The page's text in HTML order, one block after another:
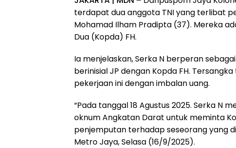
terdapat dua anggota TNI yang terlibat
Mohamad Ilham Pradipta (37). Mereka
Dua (Kopda) FH.
Ia menjelaskan, Serka N berperan
berinisial JP dengan Kopda FH.
pekerjaan ini dengan imbalan uang.
“Pada tanggal 18 Agustus 2025. Serka N
oknum Angkatan Darat untuk meminta
penjemputan terhadap seseorang yang
Metro Jaya, Selasa (16/9/2025).